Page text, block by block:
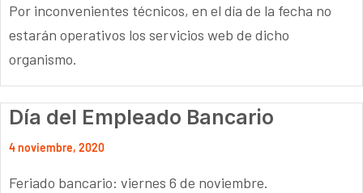
Por inconvenientes técnicos, en el día de la fecha no
estarán operativos los servicios web de dicho
organismo.
Día del Empleado Bancario
4 noviembre, 2020
Feriado bancario: viernes 6 de noviembre.